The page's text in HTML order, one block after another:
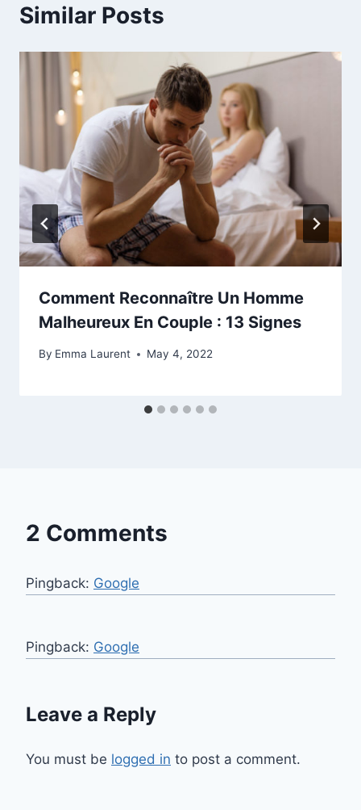
Similar Posts
Comment Reconnaître Un Homme
Malheureux En Couple : 13 Signes
By Emma Laurent May 4, 2022
2 Comments
Pingback: Google
Pingback: Google
Leave a Reply
You must be logged in to post a comment.